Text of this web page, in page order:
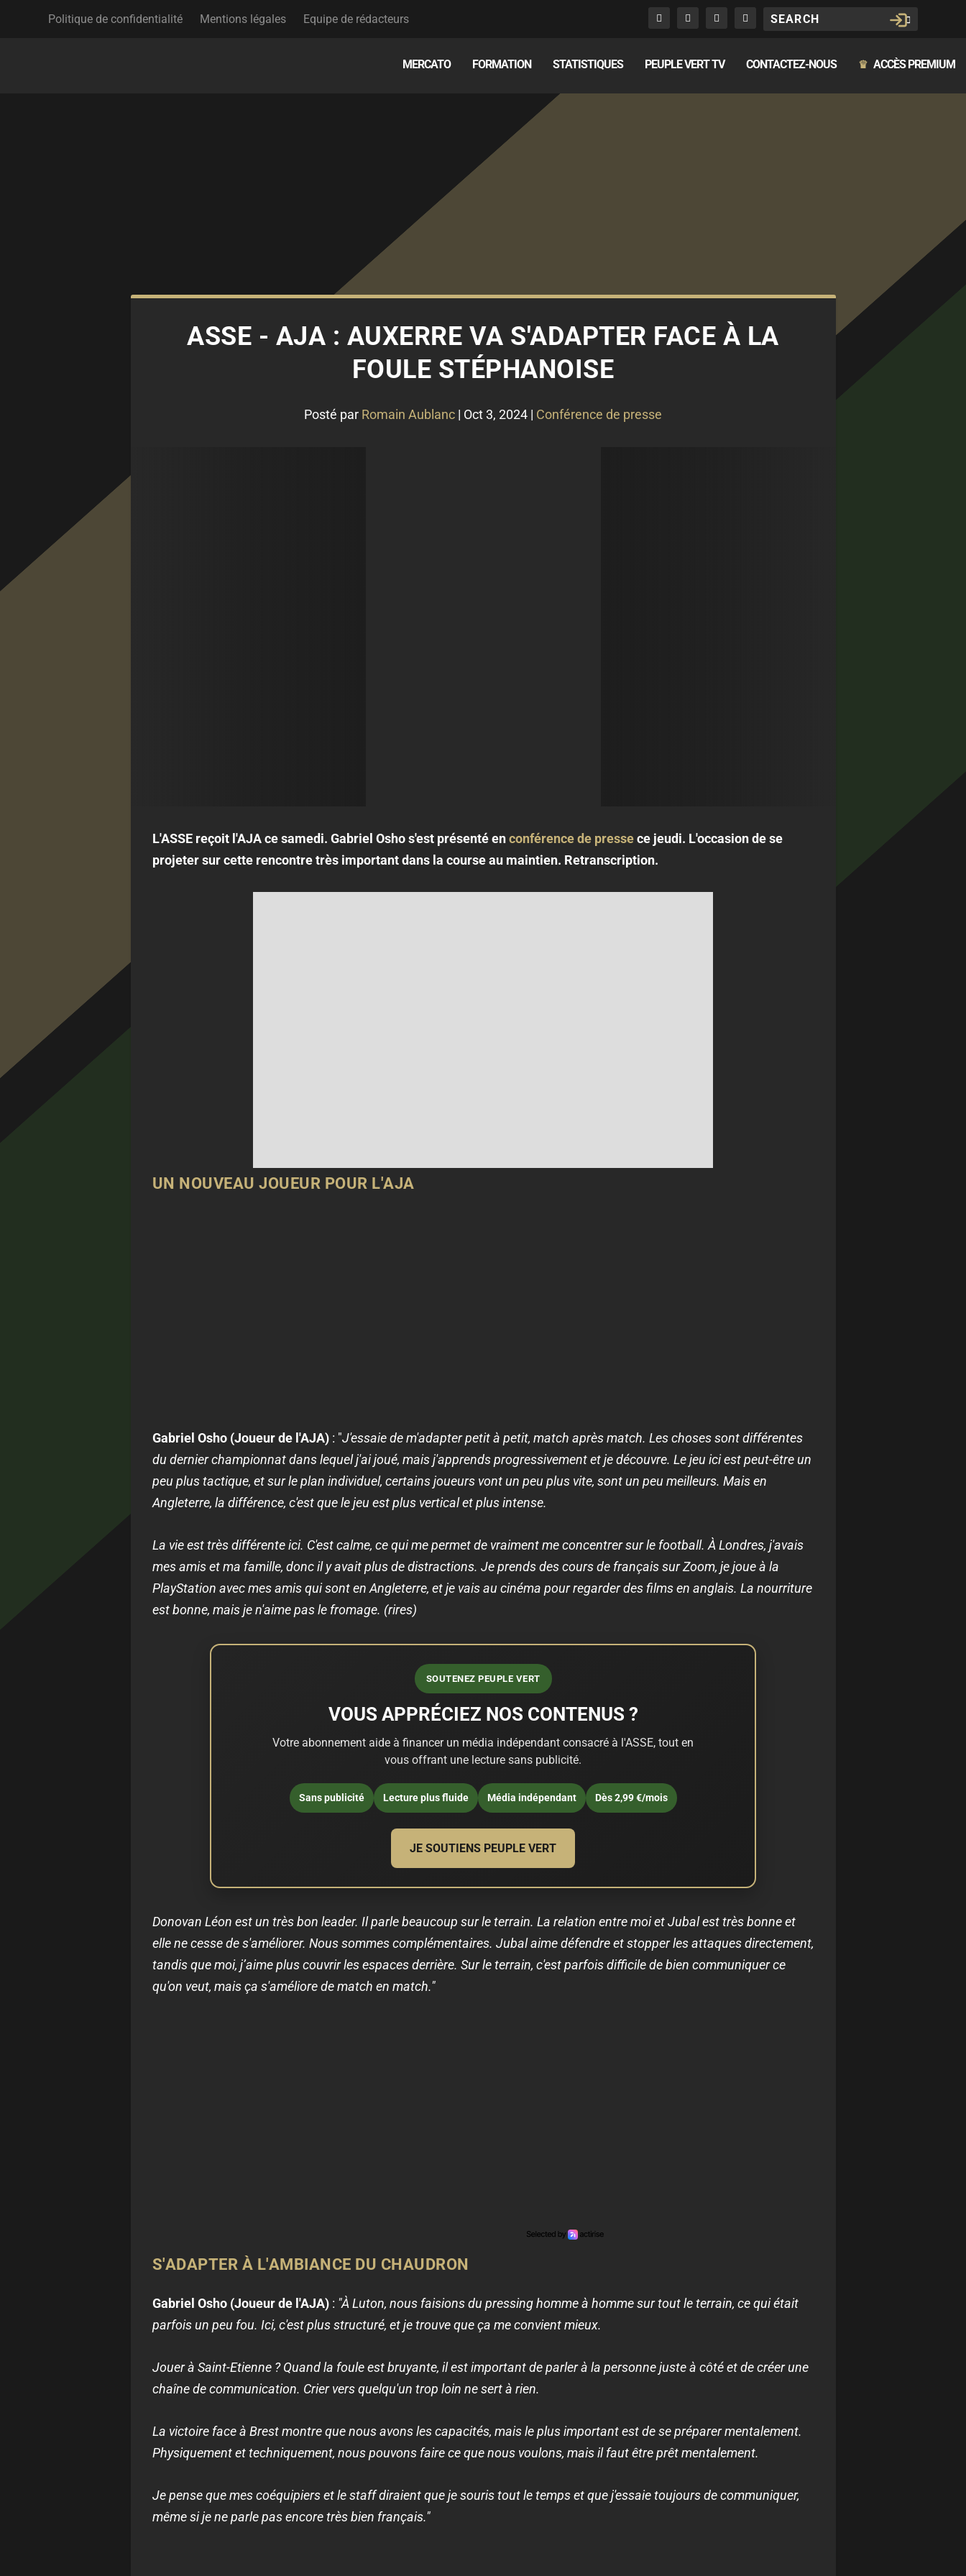
Politique de confidentialité Mentions légales Equipe de rédacteurs
MERCATO FORMATION STATISTIQUES PEUPLE VERT TV CONTACTEZ-NOUS ♛ ACCÈS PREMIUM
ASSE - AJA : AUXERRE VA S'ADAPTER FACE À LA
FOULE STÉPHANOISE
Posté par Romain Aublanc | Oct 3, 2024 | Conférence de presse
L'ASSE reçoit l'AJA ce samedi. Gabriel Osho s'est présenté enconférence de pressece jeudi. L'occasion de se
projeter sur cette rencontre très important dans la course au maintien. Retranscription.
UN NOUVEAU JOUEUR POUR L'AJA
Gabriel Osho (Joueur de l'AJA): "J'essaie de m'adapter petit à petit, match après match. Les choses sont différentes
du dernier championnat dans lequel j'ai joué, mais j'apprends progressivement et je découvre. Le jeu ici est peut-être un
peu plus tactique, et sur le plan individuel, certains joueurs vont un peu plus vite, sont un peu meilleurs. Mais en
Angleterre, la différence, c'est que le jeu est plus vertical et plus intense.
La vie est très différente ici. C'est calme, ce qui me permet de vraiment me concentrer sur le football. À Londres, j'avais
mes amis et ma famille, donc il y avait plus de distractions. Je prends des cours de français sur Zoom, je joue à la
PlayStation avec mes amis qui sont en Angleterre, et je vais au cinéma pour regarder des films en anglais. La nourriture
est bonne, mais je n'aime pas le fromage. (rires)
SOUTENEZ PEUPLE VERT
VOUS APPRÉCIEZ NOS CONTENUS ?
Votre abonnement aide à financer un média indépendant consacré à l'ASSE, tout en
vous offrant une lecture sans publicité.
Sans publicité Lecture plus fluide Média indépendant Dès 2,99 €/mois
JE SOUTIENS PEUPLE VERT
Donovan Léon est un très bon leader. Il parle beaucoup sur le terrain. La relation entre moi et Jubal est très bonne et
elle ne cesse de s'améliorer. Nous sommes complémentaires. Jubal aime défendre et stopper les attaques directement,
tandis que moi, j’aime plus couvrir les espaces derrière. Sur le terrain, c'est parfois difficile de bien communiquer ce
qu'on veut, mais ça s'améliore de match en match."
S'ADAPTER À L'AMBIANCE DU CHAUDRON
Gabriel Osho (Joueur de l'AJA): "À Luton, nous faisions du pressing homme à homme sur tout le terrain, ce qui était
parfois un peu fou. Ici, c'est plus structuré, et je trouve que ça me convient mieux.
Jouer à Saint-Etienne ? Quand la foule est bruyante, il est important de parler à la personne juste à côté et de créer une
chaîne de communication. Crier vers quelqu'un trop loin ne sert à rien.
La victoire face à Brest montre que nous avons les capacités, mais le plus important est de se préparer mentalement.
Physiquement et techniquement, nous pouvons faire ce que nous voulons, mais il faut être prêt mentalement.
Je pense que mes coéquipiers et le staff diraient que je souris tout le temps et que j'essaie toujours de communiquer,
même si je ne parle pas encore très bien français."